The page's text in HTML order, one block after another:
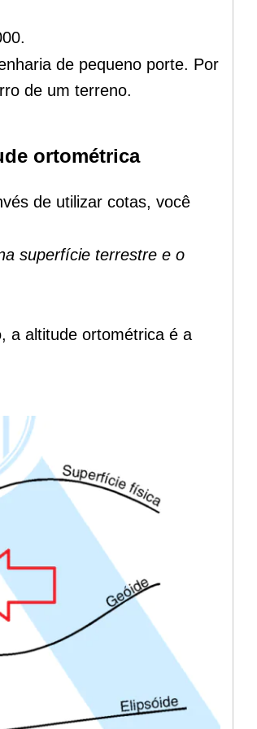
de pequeno porte. Por
de um terreno.
ortométrica
de utilizar cotas, você
superfície terrestre e o
a altitude ortométrica é a